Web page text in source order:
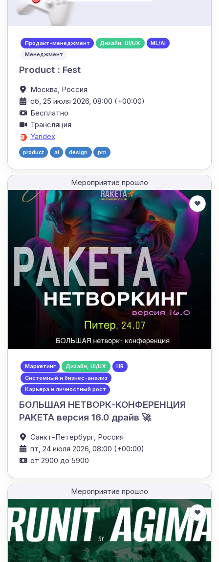
Продакт-менеджмент Дизайн, UI/UX
ML/AI
Менеджмент
Product : Fest
Москва, Россия
сб, 25 июля 2026, 08:00 (+00:00)
Бесплатно
Трансляция
Yandex
product ai design pm
Мероприятие прошло
Маркетинг Дизайн, UI/UX
HR
Системный и бизнес-анализ
Карьера и личностный рост
БОЛЬШАЯ НЕТВОРК-КОНФЕРЕНЦИЯ
РАКЕТА версия 16.0 драйв 🚀
Санкт-Петербург, Россия
пт, 24 июля 2026, 08:00 (+00:00)
от 2900 до 5900
Мероприятие прошло